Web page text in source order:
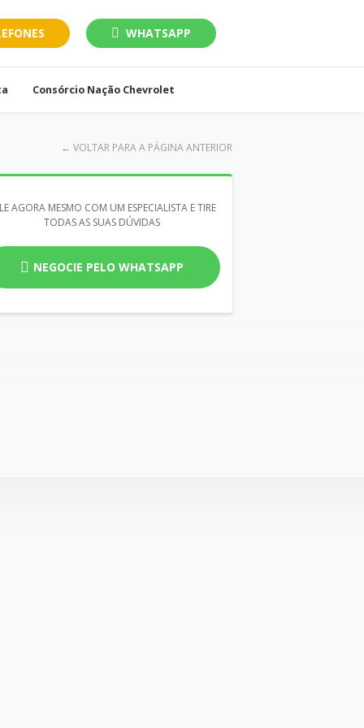
WHATSAPP
Consórcio Nação Chevrolet
← VOLTAR PARA A PÁGINA ANTERIOR
AGORA MESMO COM UM ESPECIALISTA E TIRE
TODAS AS SUAS DÚVIDAS
NEGOCIE PELO WHATSAPP